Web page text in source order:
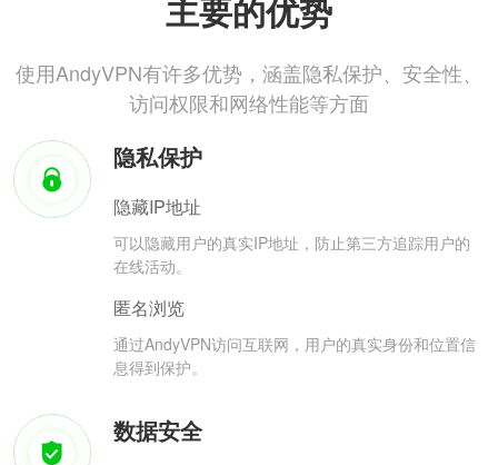
主要的优势
使用AndyVPN有许多优势，涵盖隐私保护、安全性、
访问权限和网络性能等方面
隐私保护
隐藏IP地址
可以隐藏用户的真实IP地址，防止第三方追踪用户的
在线活动。
匿名浏览
通过AndyVPN访问互联网，用户的真实身份和位置信
息得到保护。
数据安全